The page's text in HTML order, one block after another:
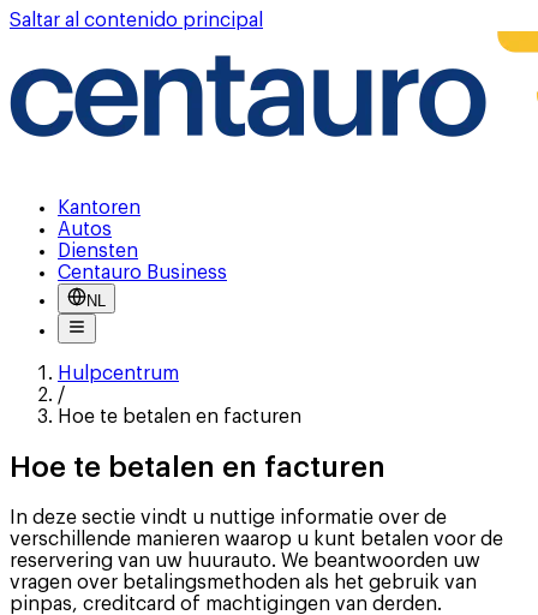
Saltar al contenido principal
Kantoren
Autos
Diensten
Centauro Business
NL
Hulpcentrum
/
Hoe te betalen en facturen
Hoe te betalen en facturen
In deze sectie vindt u nuttige informatie over de
verschillende manieren waarop u kunt betalen voor de
reservering van uw huurauto. We beantwoorden uw
vragen over betalingsmethoden als het gebruik van
pinpas, creditcard of machtigingen van derden.